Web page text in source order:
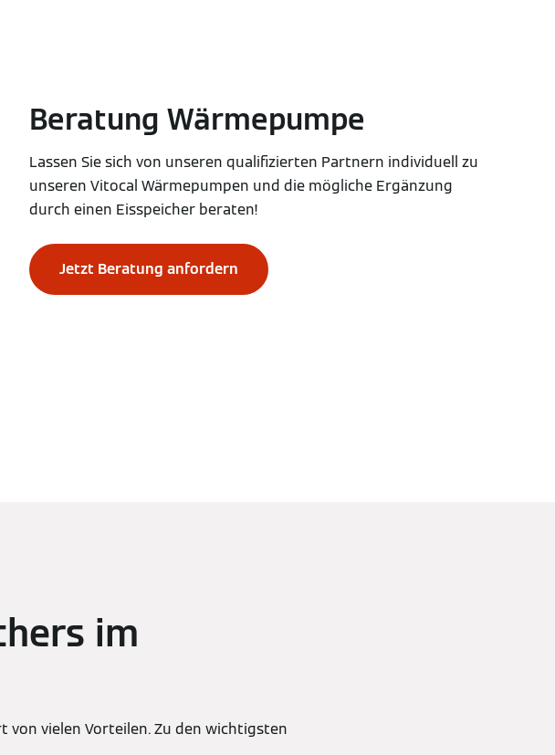
Beratung Wärmepumpe
Lassen Sie sich von unseren qualifizierten Partnern individuell zu
unseren Vitocal Wärmepumpen und die mögliche Ergänzung
durch einen Eisspeicher beraten!
Jetzt Beratung anfordern
im
vielen Vorteilen. Zu den wichtigsten